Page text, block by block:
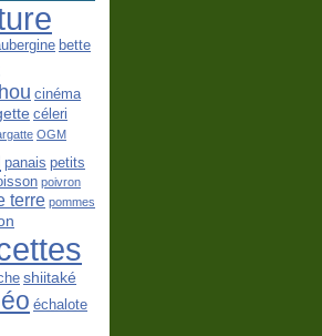
bette
cinéma
céleri
OGM
panais petits
poivron
terre pommes
shiitaké
échalote